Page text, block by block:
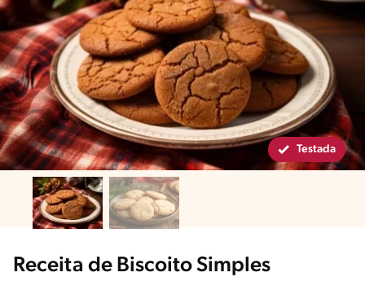
Testada
Receita de Biscoito Simples